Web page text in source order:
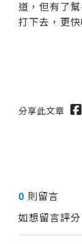
道，但有了
打下去，更
分享此文章
0 則留言
如想留言評